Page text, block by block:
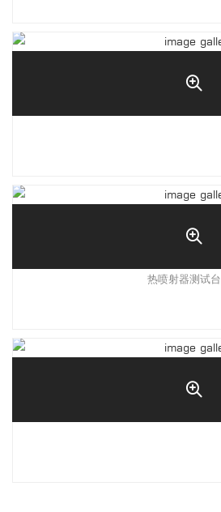
热喷射器测试台